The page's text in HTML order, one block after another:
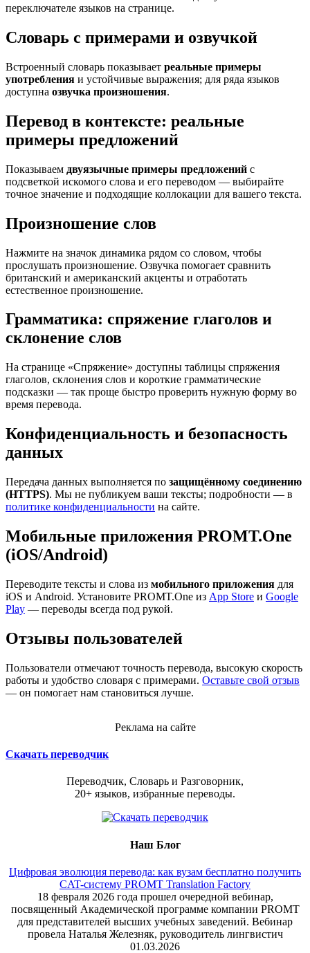
переключателе языков на странице.
Словарь с примерами и озвучкой
Встроенный словарь показывает реальные примеры
употребления и устойчивые выражения; для ряда языков
доступна озвучка произношения.
Перевод в контексте: реальные
примеры предложений
Показываем двуязычные примеры предложений с
подсветкой искомого слова и его переводом — выбирайте
точное значение и подходящие коллокации для вашего текста.
Произношение слов
Нажмите на значок динамика рядом со словом, чтобы
прослушать произношение. Озвучка помогает сравнить
британский и американский акценты и отработать
естественное произношение.
Грамматика: спряжение глаголов и
склонение слов
На странице «Спряжение» доступны таблицы спряжения
глаголов, склонения слов и короткие грамматические
подсказки — так проще быстро проверить нужную форму во
время перевода.
Конфиденциальность и безопасность
данных
Передача данных выполняется по защищённому соединению
(HTTPS). Мы не публикуем ваши тексты; подробности — в
политике конфиденциальности на сайте.
Мобильные приложения PROMT.One
(iOS/Android)
Переводите тексты и слова из мобильного приложения для
iOS и Android. Установите PROMT.One из App Store и Google
Play — переводы всегда под рукой.
Отзывы пользователей
Пользователи отмечают точность перевода, высокую скорость
работы и удобство словаря с примерами. Оставьте свой отзыв
— он помогает нам становиться лучше.
Реклама на сайте
Скачать переводчик
Переводчик, Словарь и Разговорник,
20+ языков, избранные переводы.
Наш Блог
Цифровая эволюция перевода: как вузам бесплатно получить
CAT-систему PROMT Translation Factory
18 февраля 2026 года прошел очередной вебинар,
посвященный Академической программе компании PROMT
для представителей высших учебных заведений. Вебинар
провела Наталья Железняк, руководитель лингвистич
01.03.2026